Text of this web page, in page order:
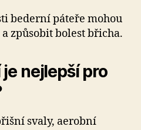
bederní páteře mohou
způsobit bolest břicha.
nejlepší pro
svaly, aerobní